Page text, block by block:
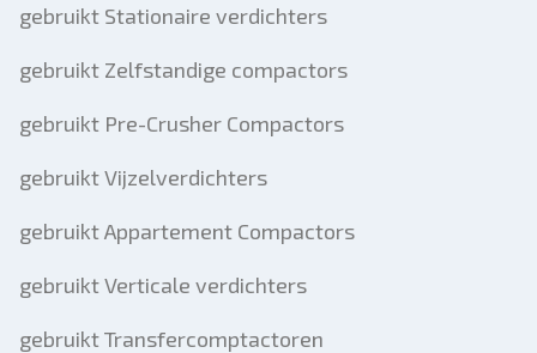
gebruikt Stationaire verdichters
gebruikt Zelfstandige compactors
gebruikt Pre-Crusher Compactors
gebruikt Vijzelverdichters
gebruikt Appartement Compactors
gebruikt Verticale verdichters
gebruikt Transfercomptactoren